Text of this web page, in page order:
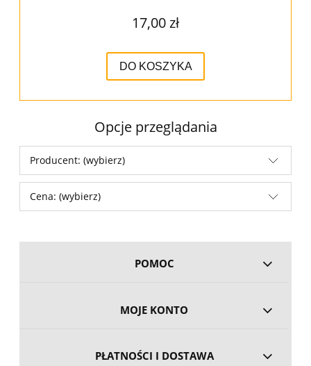
17,00 zł
DO KOSZYKA
Opcje przeglądania
Producent: (wybierz)
Cena: (wybierz)
POMOC
MOJE KONTO
PŁATNOŚCI I DOSTAWA